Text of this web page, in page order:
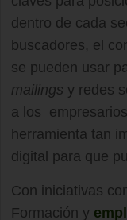
dentro de cada
buscadores, el
se pueden usar
mailings y redes
a los
herramienta tan
digital para que
Con iniciativas
Formación y